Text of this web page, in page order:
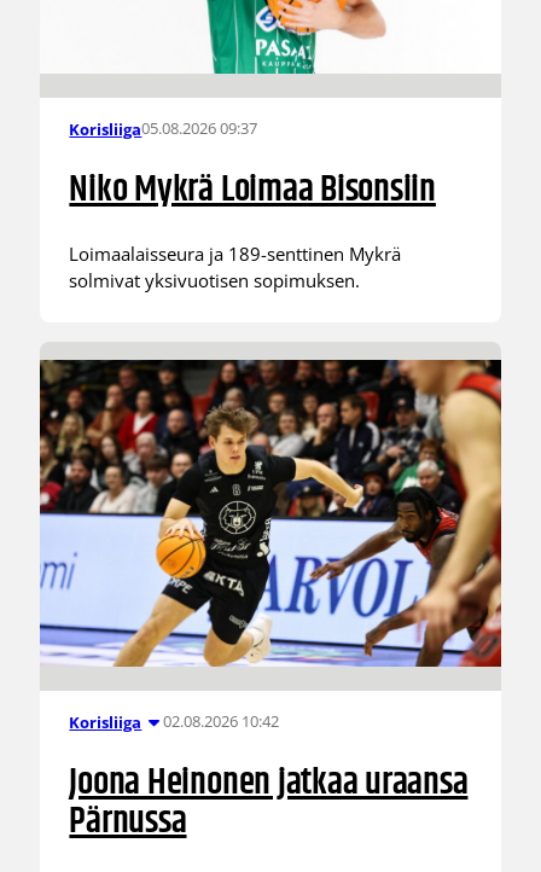
Korisliiga05.08.2026 09:37
Niko Mykrä Loimaa Bisonsiin
Loimaalaisseura ja 189-senttinen Mykrä
solmivat yksivuotisen sopimuksen.
Korisliiga 02.08.2026 10:42
Joona Heinonen jatkaa uraansa
Pärnussa